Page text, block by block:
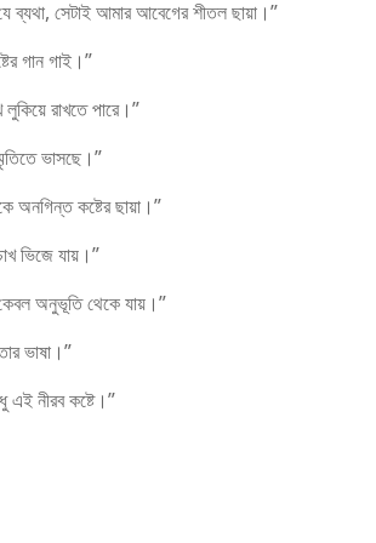
ব্যথা, সেটাই আমার আবেগের শীতল ছায়া।”
গান গাই।”
রাখতে পারে।”
ভাসছে।”
অনগিন্ত কষ্টের ছায়া।”
ভিজে যায়।”
অনুভূতি থেকে যায়।”
ভাষা।”
নীরব কষ্টে।”